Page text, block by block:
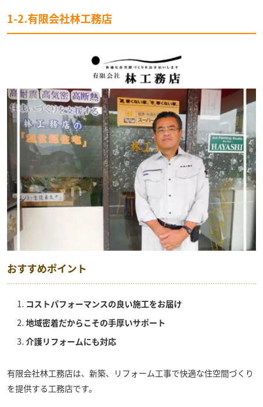
1-2.有限会社林工務店
おすすめポイント
コストパフォーマンスの良い施工をお届け
地域密着だからこその手厚いサポート
介護リフォームにも対応
有限会社林工務店は、新築、リフォーム工事で快適な住空間づくり
を提供する工務店です。